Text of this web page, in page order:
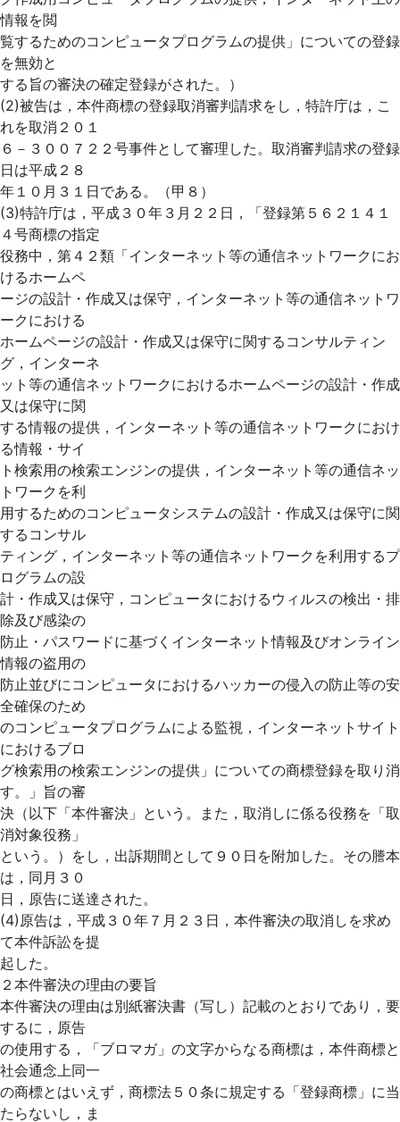
情報を閲
覧するためのコンピュータプログラムの提供」についての登録
を無効と
する旨の審決の確定登録がされた。）
(2)被告は，本件商標の登録取消審判請求をし，特許庁は，こ
れを取消２０１
６－３００７２２号事件として審理した。取消審判請求の登録
日は平成２８
年１０月３１日である。（甲８）
(3)特許庁は，平成３０年３月２２日，「登録第５６２１４１
４号商標の指定
役務中，第４２類「インターネット等の通信ネットワークにお
けるホームペ
ージの設計・作成又は保守，インターネット等の通信ネットワ
ークにおける
ホームページの設計・作成又は保守に関するコンサルティン
グ，インターネ
ット等の通信ネットワークにおけるホームページの設計・作成
又は保守に関
する情報の提供，インターネット等の通信ネットワークにおけ
る情報・サイ
ト検索用の検索エンジンの提供，インターネット等の通信ネッ
トワークを利
用するためのコンピュータシステムの設計・作成又は保守に関
するコンサル
ティング，インターネット等の通信ネットワークを利用するプ
ログラムの設
計・作成又は保守，コンピュータにおけるウィルスの検出・排
除及び感染の
防止・パスワードに基づくインターネット情報及びオンライン
情報の盗用の
防止並びにコンピュータにおけるハッカーの侵入の防止等の安
全確保のため
のコンピュータプログラムによる監視，インターネットサイト
におけるブロ
グ検索用の検索エンジンの提供」についての商標登録を取り消
す。」旨の審
決（以下「本件審決」という。また，取消しに係る役務を「取
消対象役務」
という。）をし，出訴期間として９０日を附加した。その謄本
は，同月３０
日，原告に送達された。
(4)原告は，平成３０年７月２３日，本件審決の取消しを求め
て本件訴訟を提
起した。
２本件審決の理由の要旨
本件審決の理由は別紙審決書（写し）記載のとおりであり，要
するに，原告
の使用する，「ブロマガ」の文字からなる商標は，本件商標と
社会通念上同一
の商標とはいえず，商標法５０条に規定する「登録商標」に当
たらないし，ま